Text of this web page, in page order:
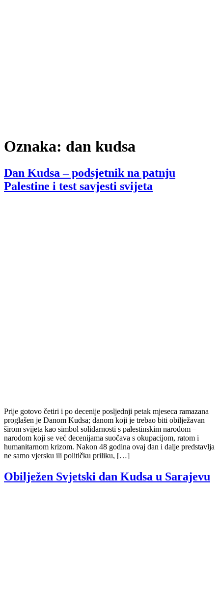
Oznaka: dan kudsa
Dan Kudsa – podsjetnik na patnju
Palestine i test savjesti svijeta
Prije gotovo četiri i po decenije posljednji petak mjeseca ramazana
proglašen je Danom Kudsa; danom koji je trebao biti obilježavan
širom svijeta kao simbol solidarnosti s palestinskim narodom –
narodom koji se već decenijama suočava s okupacijom, ratom i
humanitarnom krizom. Nakon 48 godina ovaj dan i dalje predstavlja
ne samo vjersku ili političku priliku, […]
Obilježen Svjetski dan Kudsa u Sarajevu